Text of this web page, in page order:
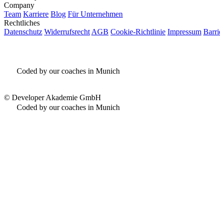
Company
Team Karriere Blog Für Unternehmen
Rechtliches
Datenschutz Widerrufsrecht AGB Cookie-Richtlinie Impressum
Coded by our coaches in Munich
© Developer Akademie GmbH
Coded by our coaches in Munich